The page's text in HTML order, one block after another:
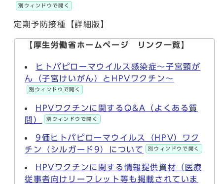
別ウィンドウで開く
定期予防接種【詳細版】
【厚生労働省ホームページ リンク一覧】
ヒトパピローマウイルス感染症～子宮頸が
ん（子宮けいがん）とHPVワクチン～
別ウィンドウで開く
HPVワクチンに関するQ&A（よくある質
問）
別ウィンドウで開く
9価ヒトパピローマウイルス（HPV）ワク
チン（シルガード9）について
別ウィンドウで開く
HPVワクチンに関する情報提供資材（医療
従事者向けリーフレット等も掲載されていま